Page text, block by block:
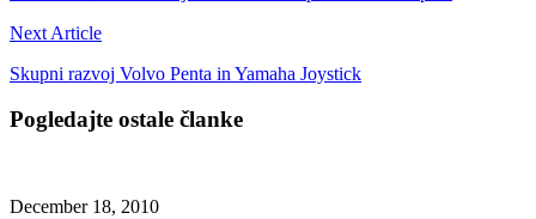
Next Article
Skupni razvoj Volvo Penta in Yamaha Joystick
Pogledajte ostale članke
December 18, 2010